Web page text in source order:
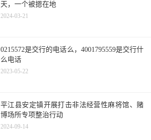
天，一个被摁在地
2024-03-21
0215572是交行的电话么，4001795559是交行什
么电话
2023-05-22
平江县安定镇开展打击非法经营性麻将馆、赌
博场所专项整治行动
2024-09-14